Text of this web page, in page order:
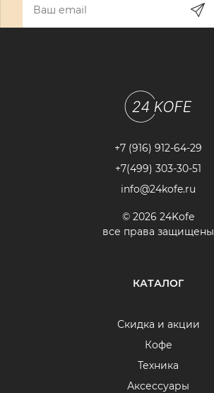
+7 (916) 912-64-29
+7(499) 303-30-51
info@24kofe.ru
© 2026 24Kofe
все права защищены
КАТАЛОГ
Скидка и акции
Кофе
Техника
Аксессуары